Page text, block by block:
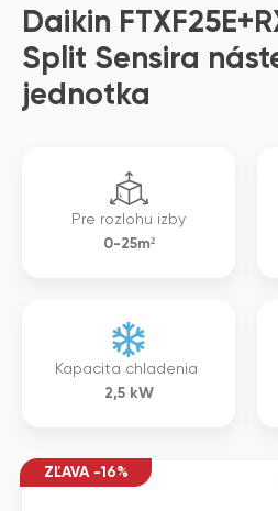
Daikin
Split Sensira
jednotka
Pre rozlohu izby
0-25m²
Kapacita chladenia
2,5kW
ZĽAVA -16%